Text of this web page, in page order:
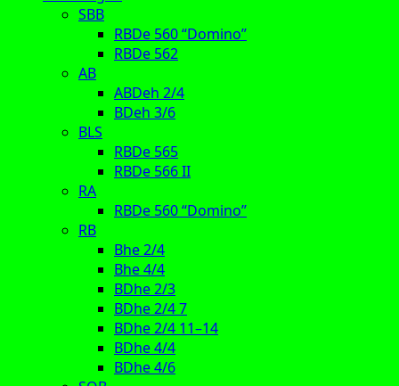
SBB
RBDe 560 “Domino”
RBDe 562
AB
ABDeh 2/4
BDeh 3/6
BLS
RBDe 565
RBDe 566 II
RA
RBDe 560 “Domino”
RB
Bhe 2/4
Bhe 4/4
BDhe 2/3
BDhe 2/4 7
BDhe 2/4 11–14
BDhe 4/4
BDhe 4/6